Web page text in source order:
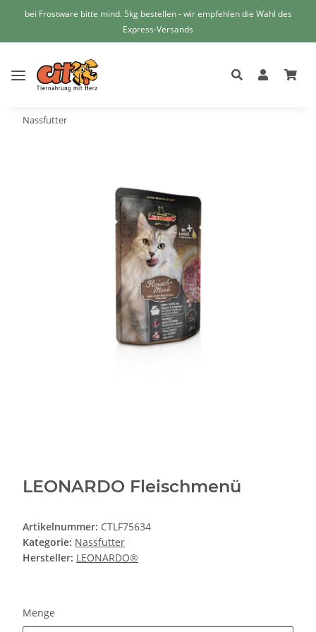
bei Frostware bitte mind. 5kg bestellen - wir empfehlen die Wahl des
Express-Versands
Nassfutter
LEONARDO Fleischmenü
Artikelnummer: CTLF75634
Kategorie: Nassfutter
Hersteller: LEONARDO®
Menge